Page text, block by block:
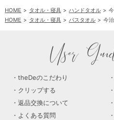
HOME タオル・寝具 ハンドタオル
HOME
タオル・寝具 バスタオル
今
User
theDeのこだわり
クリップする
返品交換について
よくある質問